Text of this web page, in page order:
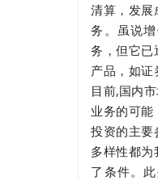
清算，发展
务。虽说
务，但它已
产品，如证
目前,国内
业务的可能
投资的主要
多样性都
了条件。